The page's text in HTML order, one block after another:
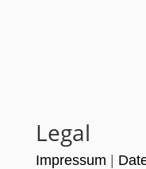
Legal
Impressum |